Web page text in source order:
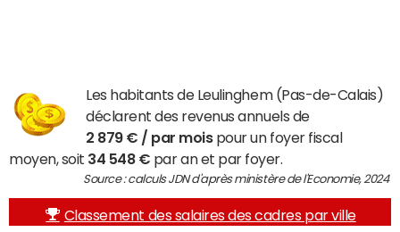
Les habitants de Leulinghem (Pas-de-Calais)
déclarent des revenus annuels de
2 879 € / par moispour un foyer fiscal
moyen, soit 34 548 € par an et par foyer.
Source : calculs JDN d'après ministère de l'Economie, 2024
Classement des salaires des cadres par ville